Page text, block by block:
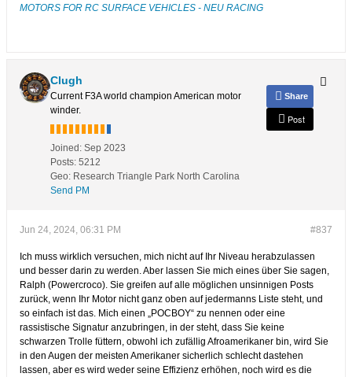
MOTORS FOR RC SURFACE VEHICLES - NEU RACING
Clugh
Current F3A world champion American motor
winder.
Joined: Sep 2023
Posts: 5212
Geo: Research Triangle Park North Carolina
Send PM
Share
Post
#837
Jun 24, 2024, 06:31 PM
Ich muss wirklich versuchen, mich nicht auf Ihr Niveau herabzulassen
und besser darin zu werden. Aber lassen Sie mich eines über Sie sagen,
Ralph (Powercroco). Sie greifen auf alle möglichen unsinnigen Posts
zurück, wenn Ihr Motor nicht ganz oben auf jedermanns Liste steht, und
so einfach ist das. Mich einen „POCBOY“ zu nennen oder eine
rassistische Signatur anzubringen, in der steht, dass Sie keine
schwarzen Trolle füttern, obwohl ich zufällig Afroamerikaner bin, wird Sie
in den Augen der meisten Amerikaner sicherlich schlecht dastehen
lassen, aber es wird weder seine Effizienz erhöhen, noch wird es die